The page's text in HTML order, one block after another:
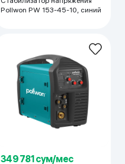
Pollwon PW 153-45-10, синий
349 781 сум/мес